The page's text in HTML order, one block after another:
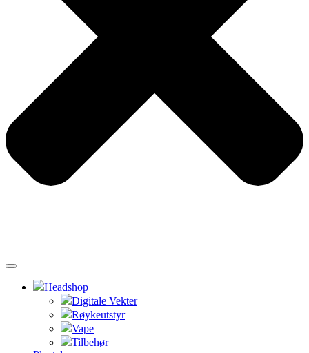
Headshop
Digitale Vekter
Røykeutstyr
Vape
Tilbehør